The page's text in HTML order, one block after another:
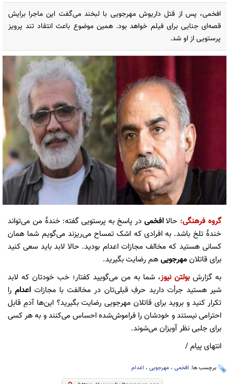
افخمی، پس از قتل داریوش مهرجویی با لبخند می‌گفت این ماجرا برایش
قصه‌ای جنایی برای فیلم خواهد بود. همین موضوع باعث انتقاد تند پرویز
پرستویی از او شد.
گروه فرهنگی: حالاافخمی
در پاسخ به پرستویی گفته: خندۀ من می‌‎تواند
خندۀ تلخ باشد. به افرادی که اشک تمساح می‌ریزند می‌گویم شما همان
کسانی هستید که مخالف مجازات اعدام بودید. حالا لابد باید سعی کنید
برای قاتلانمهرجوییهم رضایت بگیرید.
به گزارش بولتن نیوز، شما به من می‌گویید کفتار؛ خب خودتان که لابد
شیر هستید جرأت دارید حرفِ قبلی‌تان در مخالفت با مجازات اعدامرا
تکرار کنید و بروید برای قاتلان مهرجویی رضایت بگیرید؟ این‌ها آدمِ قابل
احترامی نیستند و خودشان را فراموش‌شده احساس می‌کنند و به هر کسی
برای جلبی نظر آویزان می‌شوند.
انتهای پیام /
برچسب ها: افخمی ، مهرجویی ، اعدام